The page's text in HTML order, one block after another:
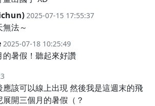
2025-07-15 17:55:37
法～
2025-07-18 10:25:49
的暑假！聽起來好讚
應該可以線上出現 然後我是這週末的飛
開三個月的暑假（？